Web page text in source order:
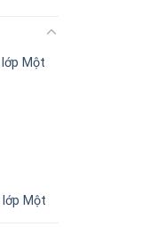
Một
Một